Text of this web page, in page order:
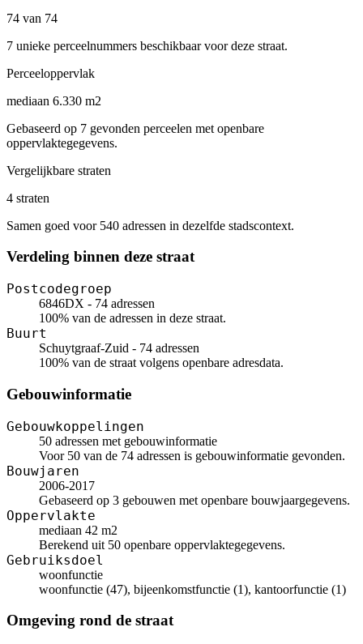
74 van 74
7 unieke perceelnummers beschikbaar voor deze straat.
Perceeloppervlak
mediaan 6.330 m2
Gebaseerd op 7 gevonden perceelen met openbare
oppervlaktegegevens.
Vergelijkbare straten
4 straten
Samen goed voor 540 adressen in dezelfde stadscontext.
Verdeling binnen deze straat
Postcodegroep
6846DX - 74 adressen
100% van de adressen in deze straat.
Buurt
Schuytgraaf-Zuid - 74 adressen
100% van de straat volgens openbare adresdata.
Gebouwinformatie
Gebouwkoppelingen
50 adressen met gebouwinformatie
Voor 50 van de 74 adressen is gebouwinformatie gevonden.
Bouwjaren
2006-2017
Gebaseerd op 3 gebouwen met openbare bouwjaargegevens.
Oppervlakte
mediaan 42 m2
Berekend uit 50 openbare oppervlaktegegevens.
Gebruiksdoel
woonfunctie
woonfunctie (47), bijeenkomstfunctie (1), kantoorfunctie (1)
Omgeving rond de straat